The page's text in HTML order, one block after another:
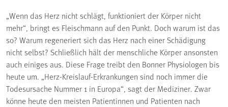
„Wenn das Herz nicht schlägt, funktioniert der Körper nicht
mehr“, bringt es Fleischmann auf den Punkt. Doch warum ist das
so? Warum regeneriert sich das Herz nach einer Schädigung
nicht selbst? Schließlich hält der menschliche Körper ansonsten
auch einiges aus. Diese Frage treibt den Bonner Physiologen bis
heute um. „Herz-Kreislauf-Erkrankungen sind noch immer die
Todesursache Nummer 1 in Europa“, sagt der Mediziner. Zwar
könne heute den meisten Patientinnen und Patienten nach